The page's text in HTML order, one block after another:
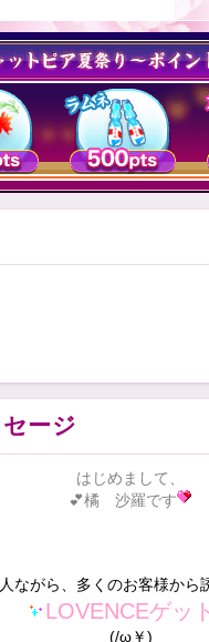
ージ
はじめまして、
💕橘 沙羅です
ながら、多くのお客様から
LOVENCEゲッ
(/ω￥)